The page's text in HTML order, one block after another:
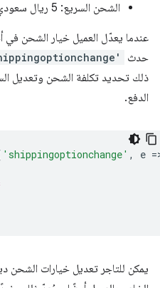
الشحن السريع: 5 ريال سعودي
عندما يعدّل العميل خيار الشحن في
حدث
ذلك تحديد تكلفة الشحن وتعديل
الدفع.
'shippingoptionchange' , e =
يمكن للتاجر تعديل خيارات الشحن